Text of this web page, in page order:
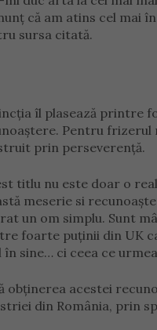
că am atins cel mai
sursa citată.
îl plasează printre
Pentru frizerul
prin perseverență.
titlu nu este doar o
meserie si
un om simplu. Sunt
foarte puținii din UK
sine… ci ceea ce
obținerea acestei
din România, prin